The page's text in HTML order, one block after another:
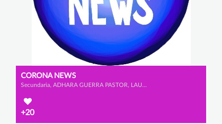
CORONA NEWS
Secundaria, ADHARA GUERRA PASTOR, LAURA SÁNCHEZ CAPILLA y LAURA FORNOVI GÓMEZ
+20